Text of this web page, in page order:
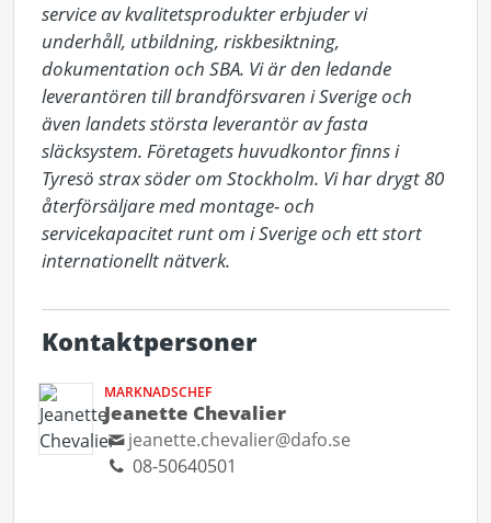
service av kvalitetsprodukter erbjuder vi
underhåll, utbildning, riskbesiktning,
dokumentation och SBA. Vi är den ledande
leverantören till brandförsvaren i Sverige och
även landets största leverantör av fasta
släcksystem. Företagets huvudkontor finns i
Tyresö strax söder om Stockholm. Vi har drygt 80
återförsäljare med montage- och
servicekapacitet runt om i Sverige och ett stort
internationellt nätverk.
Kontaktpersoner
MARKNADSCHEF
Jeanette Chevalier
jeanette.chevalier@dafo.se
08-50640501